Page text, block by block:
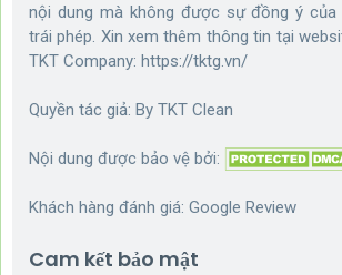
nội dung mà không được sự đồng ý của
trái phép. Xin xem thêm thông tin tại
TKT Company: https://tktg.vn/
Quyền tác giả: By TKT Clean
Nội dung được bảo vệ bởi:
Khách hàng đánh giá: Google Review
Cam kết bảo mật